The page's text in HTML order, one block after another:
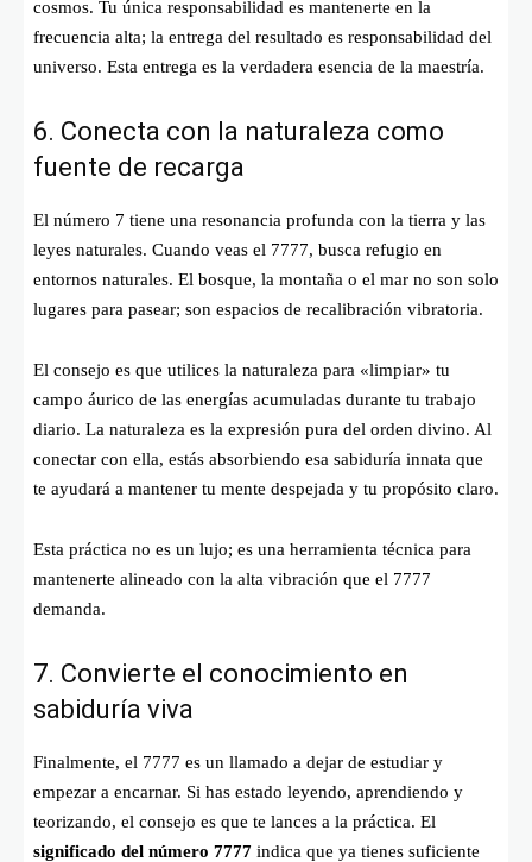
cosmos. Tu única responsabilidad es mantenerte en la
frecuencia alta; la entrega del resultado es responsabilidad del
universo. Esta entrega es la verdadera esencia de la maestría.
6. Conecta con la naturaleza como
fuente de recarga
El número 7 tiene una resonancia profunda con la tierra y las
leyes naturales. Cuando veas el 7777, busca refugio en
entornos naturales. El bosque, la montaña o el mar no son solo
lugares para pasear; son espacios de recalibración vibratoria.
El consejo es que utilices la naturaleza para «limpiar» tu
campo áurico de las energías acumuladas durante tu trabajo
diario. La naturaleza es la expresión pura del orden divino. Al
conectar con ella, estás absorbiendo esa sabiduría innata que
te ayudará a mantener tu mente despejada y tu propósito claro.
Esta práctica no es un lujo; es una herramienta técnica para
mantenerte alineado con la alta vibración que el 7777
demanda.
7. Convierte el conocimiento en
sabiduría viva
Finalmente, el 7777 es un llamado a dejar de estudiar y
empezar a encarnar. Si has estado leyendo, aprendiendo y
teorizando, el consejo es que te lances a la práctica. El
significado del número 7777 indica que ya tienes suficiente